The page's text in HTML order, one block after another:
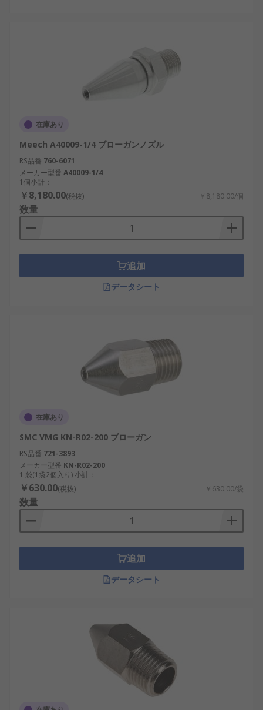
在庫あり
Meech A40009-1/4 ブローガンノズル
RS品番 760-6071
メーカー型番 A40009-1/4
1個小計：
￥8,180.00(税抜) ￥8,180.00/個
数量
追加
データシート
在庫あり
SMC VMG KN-R02-200 ブローガン
RS品番 721-3893
メーカー型番 KN-R02-200
1 袋(1袋2個入り) 小計：
￥630.00(税抜) ￥630.00/袋
数量
追加
データシート